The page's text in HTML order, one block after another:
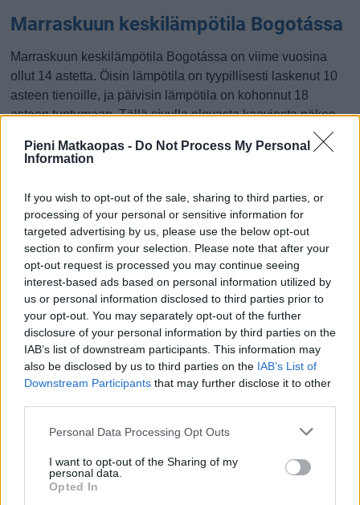
Pieni Matkaopas - Do Not Process My Personal
Information
If you wish to opt-out of the sale, sharing to third parties, or
processing of your personal or sensitive information for
targeted advertising by us, please use the below opt-out
section to confirm your selection. Please note that after your
opt-out request is processed you may continue seeing
interest-based ads based on personal information utilized by
us or personal information disclosed to third parties prior to
your opt-out. You may separately opt-out of the further
disclosure of your personal information by third parties on the
IAB’s list of downstream participants. This information may
also be disclosed by us to third parties on the IAB’s List of
Downstream Participants that may further disclose it to other
Personal Data Processing Opt Outs
I want to opt-out of the Sharing of my
personal data.
Opted In
Marraskuun keskilämpötila Bogotássa
Marraskuun keskilämpötila Bogotássa on viime vuosina
ollut 14 astetta. Öisin lämpötila on tyypillisesti laskenut 10
asteen tienoille, ja päivisin lämpötila on kohonnut 18
asteen tuntumaan. Tällä sivulla olevasta kaaviosta näkee,
marraskuussa viime vuosina ja vaihteluväli, jolla lämpötila
Hetkellisesti Bogotássa on silti koettu tätäkin kylmempiä ja
lämpimämpiä marraskuisia päiviä. Esimerkiksi vuoden
2012 marraskuussa lämpötila käväisi alimmillaan 4
asteessa ja toisaalta vuonna 2013 marraskuussa
hätyyteltiin eräänä poikkeuksellisen lämpimänä päivänä 31
asteen lukemia.
Entä muut kuukaudet? Miten lämmintä
Bogotássa on ollut...
Tammikuussa Helmikuussa Maaliskuussa
Lokakuussa